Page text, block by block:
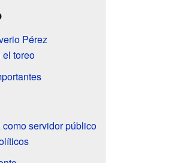
Pérez
el toreo
servidor público